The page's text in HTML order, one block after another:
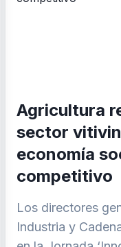
Agricultura
sector
economía
competitivo
Los directores
Industria y